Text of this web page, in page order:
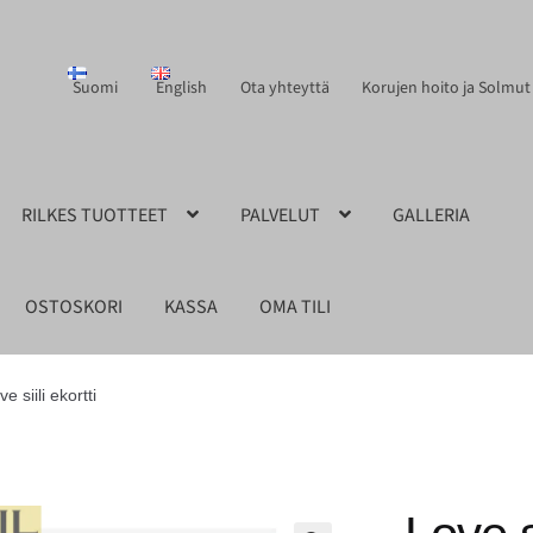
Suomi English Ota yhteyttä Korujen hoito ja Solmut
RILKES TUOTTEET PALVELUT GALLERIA
OSTOSKORI KASSA OMA TILI
siili ekortti